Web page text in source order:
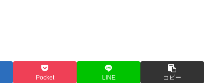
Pocket LINE コピー